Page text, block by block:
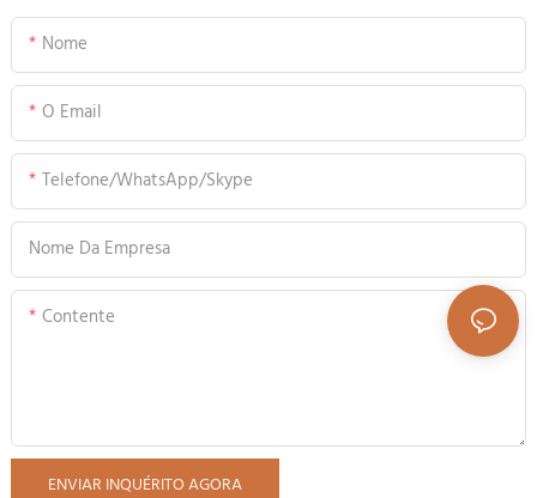
Nome
O Email
Telefone/WhatsApp/Skype
Nome Da Empresa
Contente
ENVIAR INQUÉRITO AGORA